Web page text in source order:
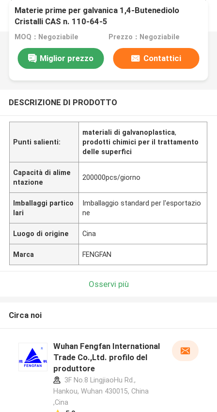
Materie prime per galvanica 1,4-Butenediolo
Cristalli CAS n. 110-64-5
MOQ：Negoziabile Prezzo：Negoziabile
Miglior prezzo Contattici
DESCRIZIONE DI PRODOTTO
Punti salienti:
materiali di galvanoplastica,
prodotti chimici per il trattamento
delle superfici
Capacità di alime
ntazione
200000pcs/giorno
Imballaggi partico
lari
Imballaggio standard per l'esportazio
ne
Luogo di origine Cina
Marca FENGFAN
Osservi più
Circa noi
Wuhan Fengfan International
Trade Co.,Ltd. profilo del
produttore
3F No.8 LingjiaoHu Rd.,
Hankou, Wuhan 430015, China
,Cina